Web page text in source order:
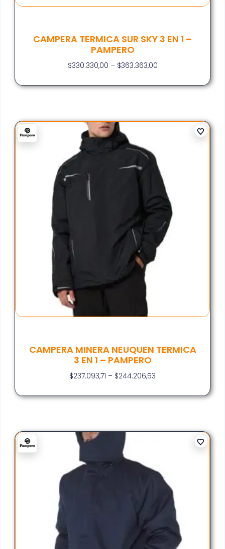
CAMPERA TERMICA SUR SKY 3 EN 1 –
PAMPERO
$330.330,00 – $363.363,00
CAMPERA MINERA NEUQUEN TERMICA
3 EN 1 – PAMPERO
$237.093,71 – $244.206,53